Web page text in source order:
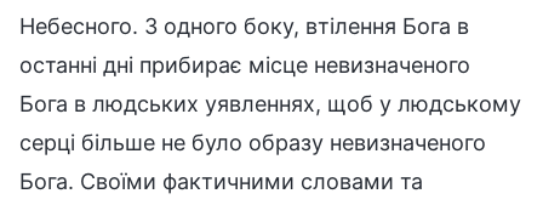
Небесного. З одного боку, втілення Бога в
останні дні прибирає місце невизначеного
Бога в людських уявленнях, щоб у людському
серці більше не було образу невизначеного
Бога. Своїми фактичними словами та